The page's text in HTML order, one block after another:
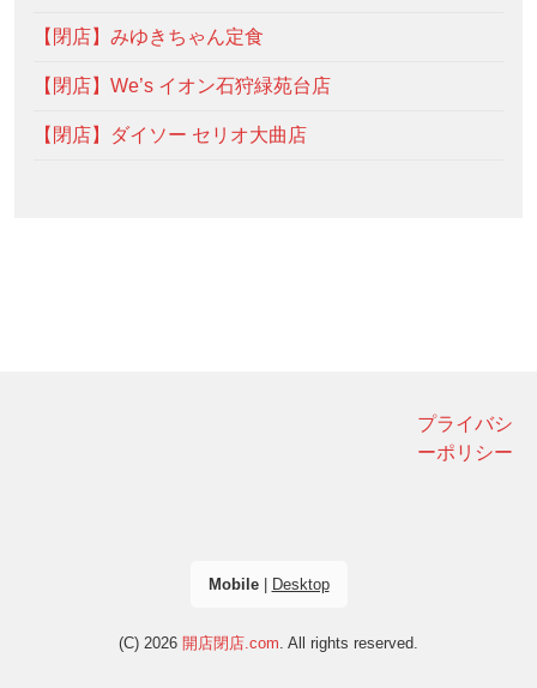
【閉店】みゆきちゃん定食
【閉店】We’s イオン石狩緑苑台店
【閉店】ダイソー セリオ大曲店
プライバシ
ーポリシー
Mobile| Desktop
(C) 2026 開店閉店.com. All rights reserved.